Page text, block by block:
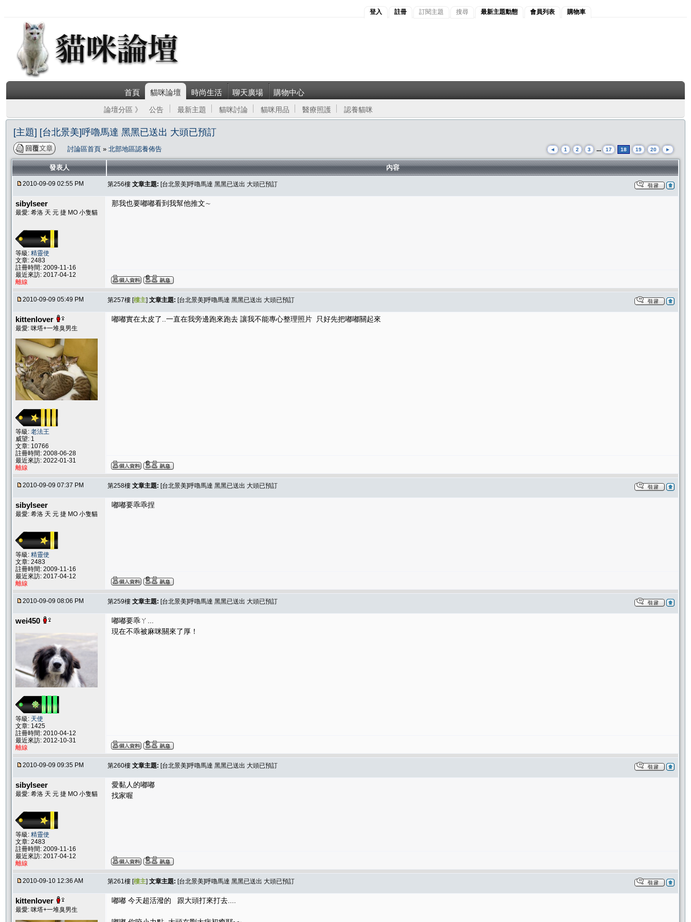
登入 註冊 訂閱主題 搜尋 最新主題動態 會員列表 購物車
首頁 貓咪論壇 時尚生活 聊天廣場 購物中心
論壇分區 》 公告 最新主題 貓咪討論 貓咪用品 醫療照護 認養貓咪
[主題] [台北景美]呼嚕馬達 黑黑已送出 大頭已預訂
討論區首頁 » 北部地區認養佈告 ◄ 1 2 3 ... 17 18 19 20 ►
發表人 內容
2010-09-09 02:55 PM 第256樓 文章主題: [台北景美]呼嚕馬達 黑黑已送出 大頭已預訂
sibylseer
最愛: 希洛 天 元 捷 MO 小隻貓
等級: 精靈使
文章: 2483
註冊時間: 2009-11-16
最近來訪: 2017-04-12
離線
那我也要嘟嘟看到我幫他推文∼
2010-09-09 05:49 PM 第257樓 [樓主] 文章主題: [台北景美]呼嚕馬達 黑黑已送出 大頭已預訂
kittenlover
最愛: 咪塔+一堆臭男生
等級: 老法王
威望: 1
文章: 10766
註冊時間: 2008-06-28
最近來訪: 2022-01-31
離線
嘟嘟實在太皮了..一直在我旁邊跑來跑去 讓我不能專心整理照片 只好先把嘟嘟關起來
2010-09-09 07:37 PM 第258樓 文章主題: [台北景美]呼嚕馬達 黑黑已送出 大頭已預訂
sibylseer
最愛: 希洛 天 元 捷 MO 小隻貓
等級: 精靈使
文章: 2483
註冊時間: 2009-11-16
最近來訪: 2017-04-12
離線
嘟嘟要乖乖捏
2010-09-09 08:06 PM 第259樓 文章主題: [台北景美]呼嚕馬達 黑黑已送出 大頭已預訂
wei450
等級: 天使
文章: 1425
註冊時間: 2010-04-12
最近來訪: 2012-10-31
離線
嘟嘟要乖ㄚ...
現在不乖被麻咪關來了厚！
2010-09-09 09:35 PM 第260樓 文章主題: [台北景美]呼嚕馬達 黑黑已送出 大頭已預訂
sibylseer
最愛: 希洛 天 元 捷 MO 小隻貓
等級: 精靈使
文章: 2483
註冊時間: 2009-11-16
最近來訪: 2017-04-12
離線
愛黏人的嘟嘟
找家喔
2010-09-10 12:36 AM 第261樓 [樓主] 文章主題: [台北景美]呼嚕馬達 黑黑已送出 大頭已預訂
kittenlover
最愛: 咪塔+一堆臭男生
嘟嘟 今天超活潑的 跟大頭打來打去....